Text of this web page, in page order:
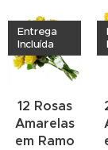
12 Rosas
Amarelas
em Ramo
Entrega
Incluída